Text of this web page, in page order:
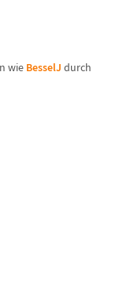
wie BesselJ durch